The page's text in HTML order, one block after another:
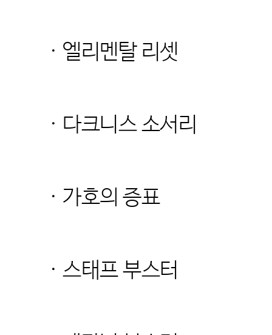
· 엘리멘탈 리셋
· 다크니스 소서리
· 가호의 증표
· 스태프 부스터